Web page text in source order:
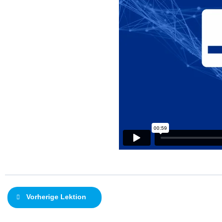
Vorherige Lektion